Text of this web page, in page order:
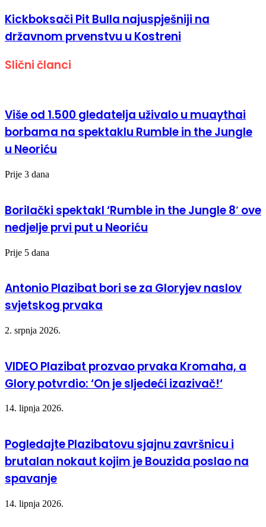
Kickboksači Pit Bulla najuspješniji na
državnom prvenstvu u Kostreni
Slični članci
Više od 1.500 gledatelja uživalo u muaythai
borbama na spektaklu Rumble in the Jungle
u Neoriću
Prije 3 dana
Borilački spektakl ‘Rumble in the Jungle 8′ ove
nedjelje prvi put u Neoriću
Prije 5 dana
Antonio Plazibat bori se za Gloryjev naslov
svjetskog prvaka
2. srpnja 2026.
VIDEO Plazibat prozvao prvaka Kromaha, a
Glory potvrdio: ‘On je sljedeći izazivač!‘
14. lipnja 2026.
Pogledajte Plazibatovu sjajnu završnicu i
brutalan nokaut kojim je Bouzida poslao na
spavanje
14. lipnja 2026.